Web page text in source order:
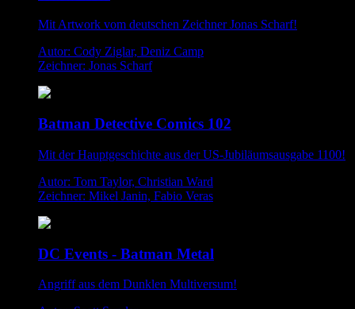
Mit Artwork vom deutschen Zeichner Jonas Scharf!
Autor: Cody Ziglar, Deniz Camp
Zeichner: Jonas Scharf
Batman Detective Comics 102
Mit der Hauptgeschichte aus der US-Jubiläumsausgabe 1100!
Autor: Tom Taylor, Christian Ward
Zeichner: Mikel Janin, Fabio Veras
DC Events - Batman Metal
Angriff aus dem Dunklen Multiversum!